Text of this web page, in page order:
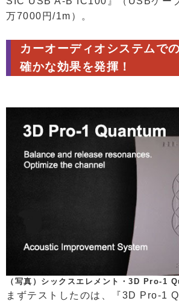
万7000円/1m）。
カーオーディオシステムで
確かな効果を発揮！
（写真）シックスエレメント・3D Pro-1
まずテストしたのは、『3D Pro-1